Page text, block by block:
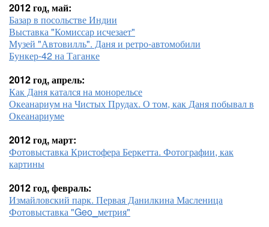
2012 год, май:
Базар в посольстве Индии
Выставка "Комиссар исчезает"
Музей "Автовилль". Даня и ретро-автомобили
Бункер-42 на Таганке
2012 год, апрель:
Как Даня катался на монорельсе
Океанариум на Чистых Прудах. О том, как Даня побывал в
Океанариуме
2012 год, март:
Фотовыставка Кристофера Беркетта. Фотографии, как
картины
2012 год, февраль:
Измайловский парк. Первая Данилкина Масленица
Фотовыставка "Geo_метрия"